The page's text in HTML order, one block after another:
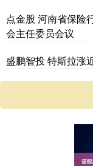
点金股 河南省保险
会主任委员会议
盛鹏智投 特斯拉涨